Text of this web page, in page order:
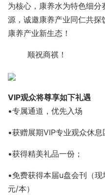
为核心，康养水为特色细
源，诚邀康养产业同仁共
康养产业新生态！
顺祝商祺！
VIP观众将尊享如下礼遇
•专属通道，优先入场
•获赠展期VIP专业观众休息
•获得精美礼品一份；
•免费获得本届u盘会刊（
元/本）